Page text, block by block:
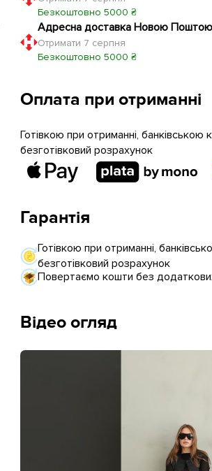
Безкоштовно 5000 ₴
Адресна доставка Новою Поштою
Отримати 7 серпня
Безкоштовно 5000 ₴
Оплата при отриманні
Готівкою при отриманні,
безготівковий розрахунок
Гарантія
Готівкою при отриманні,
безготівковий розрахунок
Повертаємо кошти без
Відео огляд